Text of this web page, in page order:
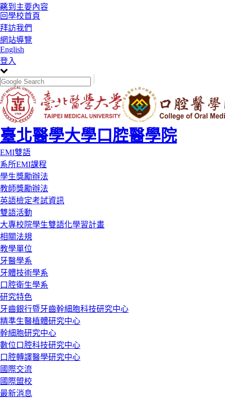
跳到主要內容
:::
回學校首頁
拜訪我們
網站導覽
English
登入
臺北醫學大學口腔醫學院
Toggle
navigation
EMI雙語
系所EMI課程
學生獎勵辦法
教師獎勵辦法
英語檢定考試資訊
雙語活動
大專校院學生雙語化學習計畫
相關法規
教學單位
牙醫學系
牙體技術學系
口腔衛生學系
研究特色
牙齒銀行暨牙齒幹細胞科技研究中心
精準生醫植體研究中心
幹細胞研究中心
數位口腔科技研究中心
口腔轉譯醫學研究中心
國際交流
國際盟校
最新消息